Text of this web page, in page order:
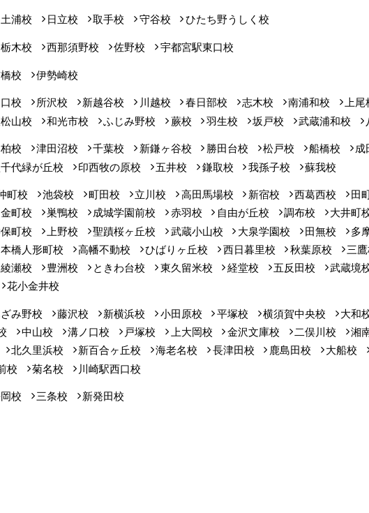
土浦校 日立校 取手校 守谷校 ひたち野うしく校
栃木校 西那須野校 佐野校 宇都宮駅東口校
校 伊勢崎校
校 所沢校 新越谷校 川越校 春日部校 志木校 南浦和校 上尾
山校 和光市校 ふじみ野校 蕨校 羽生校 坂戸校 武蔵浦和校
柏校 津田沼校 千葉校 新鎌ヶ谷校 勝田台校 松戸校 船橋校 成
代緑が丘校 印西牧の原校 五井校 鎌取校 我孫子校 蘇我校
町校 池袋校 町田校 立川校 高田馬場校 新宿校 西葛西校 田
金町校 巣鴨校 成城学園前校 赤羽校 自由が丘校 調布校 大井町
町校 上野校 聖蹟桜ヶ丘校 武蔵小山校 大泉学園校 田無校 多
橋人形町校 高幡不動校 ひばりヶ丘校 西日暮里校 秋葉原校 三
綾瀬校 豊洲校 ときわ台校 東久留米校 経堂校 五反田校 武蔵境
花小金井校
み野校 藤沢校 新横浜校 小田原校 平塚校 横須賀中央校 大和
中山校 溝ノ口校 戸塚校 上大岡校 金沢文庫校 二俣川校 湘
北久里浜校 新百合ヶ丘校 海老名校 長津田校 鹿島田校 大船校
校 菊名校 川崎駅西口校
校 三条校 新発田校